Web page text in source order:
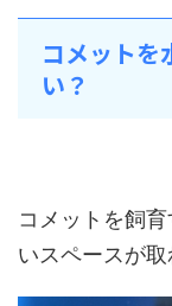
コメットを
い？
コメットを飼
いスペースが取